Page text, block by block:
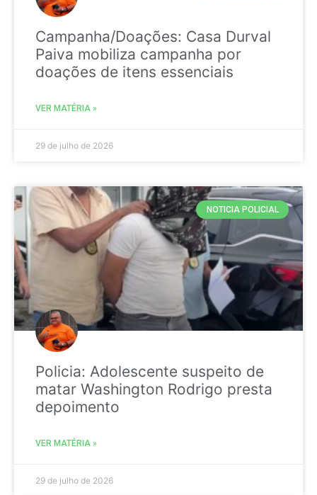
Campanha/Doações: Casa Durval
Paiva mobiliza campanha por
doações de itens essenciais
VER MATÉRIA »
29 de julho de 2026
NOTICIA POLICIAL
Policia: Adolescente suspeito de
matar Washington Rodrigo presta
depoimento
VER MATÉRIA »
29 de julho de 2026